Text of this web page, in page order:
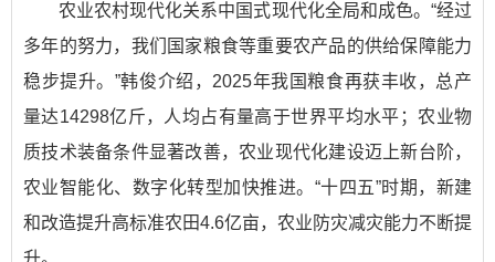
农业农村现代化关系中国式现代化全局和成色。“经过
多年的努力，我们国家粮食等重要农产品的供给保障能力
稳步提升。”韩俊介绍，2025年我国粮食再获丰收，总产
量达14298亿斤，人均占有量高于世界平均水平；农业物
质技术装备条件显著改善，农业现代化建设迈上新台阶，
农业智能化、数字化转型加快推进。“十四五”时期，新建
和改造提升高标准农田4.6亿亩，农业防灾减灾能力不断提